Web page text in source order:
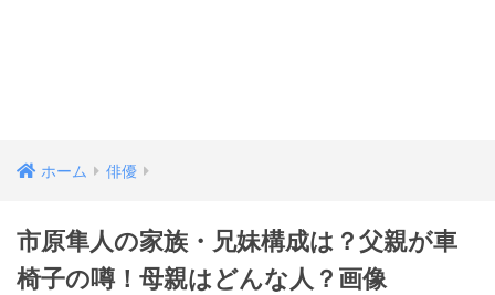
ホーム 俳優
市原隼人の家族・兄妹構成は？父親が車
椅子の噂！母親はどんな人？画像